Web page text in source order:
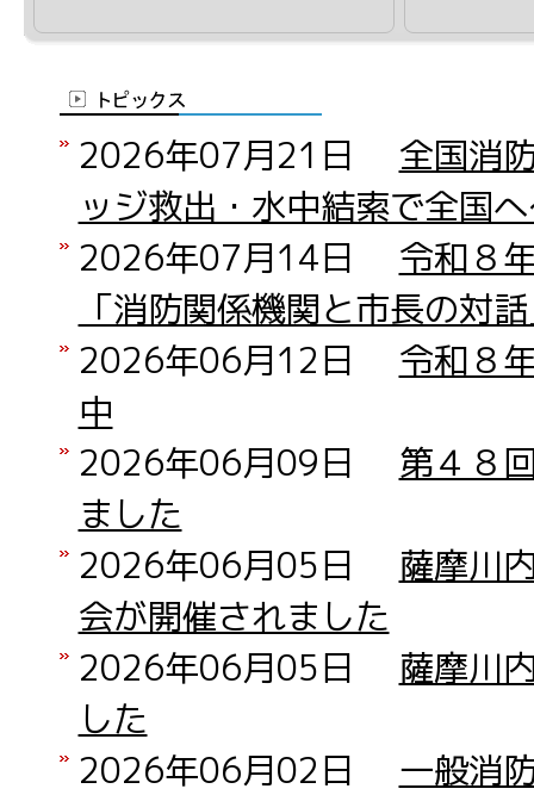
2026年07月21日 全国消
ッジ救出・水中結索で全国
2026年07月14日 令和８
「消防関係機関と市長の対
2026年06月12日 令和８
中
2026年06月09日 第４８
ました
2026年06月05日 薩摩川
会が開催されました
2026年06月05日 薩摩川
した
2026年06月02日 一般消